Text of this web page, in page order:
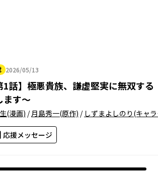
2026/05/13
05月13日
1話】 極悪貴族、謙虚堅実に無双す
ます～
(漫画) /月島秀一(原作) / しずまよしのり (キャ
応援メッセージ